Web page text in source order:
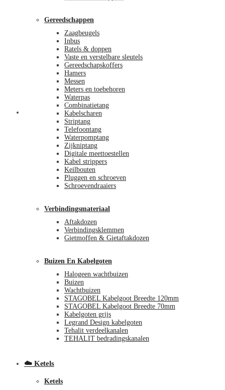
Gereedschappen
Zaagbeugels
Inbus
Ratels & doppen
Vaste en verstelbare sleutels
Gereedschapskoffers
Hamers
Messen
Meters en toebehoren
Waterpas
Combinatietang
Kabelscharen
Striptang
Telefoontang
Waterpomptang
Zijkniptang
Digitale meettoestellen
Kabel strippers
Keilbouten
Pluggen en schroeven
Schroevendraaiers
Verbindingsmateriaal
Aftakdozen
Verbindingsklemmen
Gietmoffen & Gietaftakdozen
Buizen En Kabelgoten
Halogeen wachtbuizen
Buizen
Wachtbuizen
STAGOBEL Kabelgoot Breedte 120mm
STAGOBEL Kabelgoot Breedte 70mm
Kabelgoten grijs
Legrand Design kabelgoten
Tehalit verdeelkanalen
TEHALIT bedradingskanalen
☁️ Ketels
Ketels